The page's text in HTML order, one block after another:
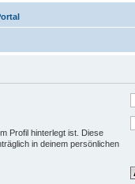
Profil hinterlegt ist. Diese
in deinem persönlichen